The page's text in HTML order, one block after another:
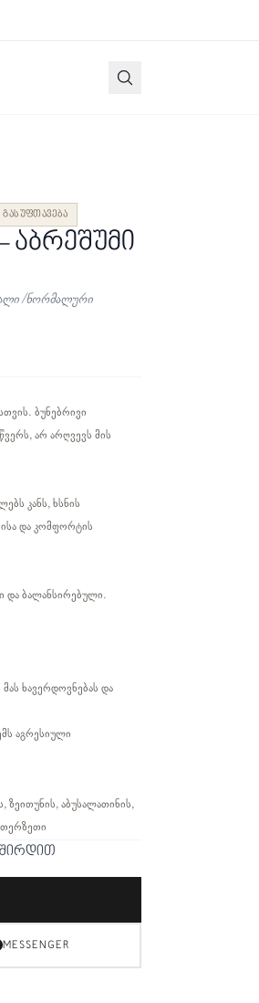
გასუფთავება
აბრეშუმი
/ნორმალური
ბუნებრივი
არ არღვევს მის
კანს, ხსნის
და კომფორტის
და ბალანსირებული.
ხავერდოვნებას და
აგრესიული
აბუსალათინის,
MESSENGER